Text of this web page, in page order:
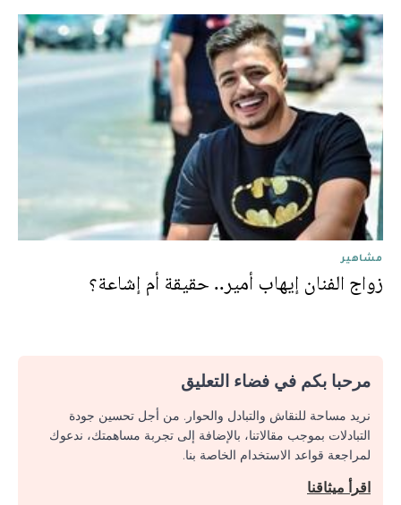
مشاهير
زواج الفنان إيهاب أمير.. حقيقة أم إشاعة؟
مرحبا بكم في فضاء التعليق
نريد مساحة للنقاش والتبادل والحوار. من أجل تحسين جودة
التبادلات بموجب مقالاتنا، بالإضافة إلى تجربة مساهمتك، ندعوك
لمراجعة قواعد الاستخدام الخاصة بنا.
اقرأ ميثاقنا